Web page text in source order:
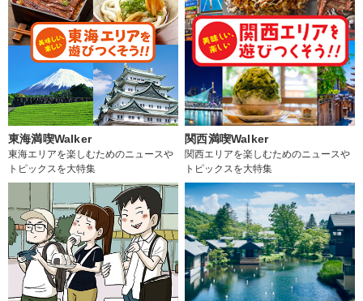
東海満喫Walker
東海エリアを楽しむためのニュースや
トピックスを大特集
関西満喫Walker
関西エリアを楽しむためのニュースや
トピックスを大特集